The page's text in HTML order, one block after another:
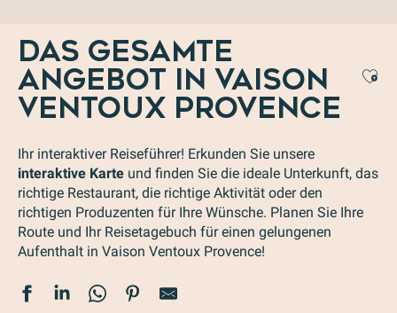
DAS GESAMTE
ANGEBOT IN VAISON
VENTOUX PROVENCE
Ihr interaktiver Reiseführer! Erkunden Sie unsere
interaktive Karte und finden Sie die ideale Unterkunft, das
richtige Restaurant, die richtige Aktivität oder den
richtigen Produzenten für Ihre Wünsche. Planen Sie Ihre
Route und Ihr Reisetagebuch für einen gelungenen
Aufenthalt in Vaison Ventoux Provence!